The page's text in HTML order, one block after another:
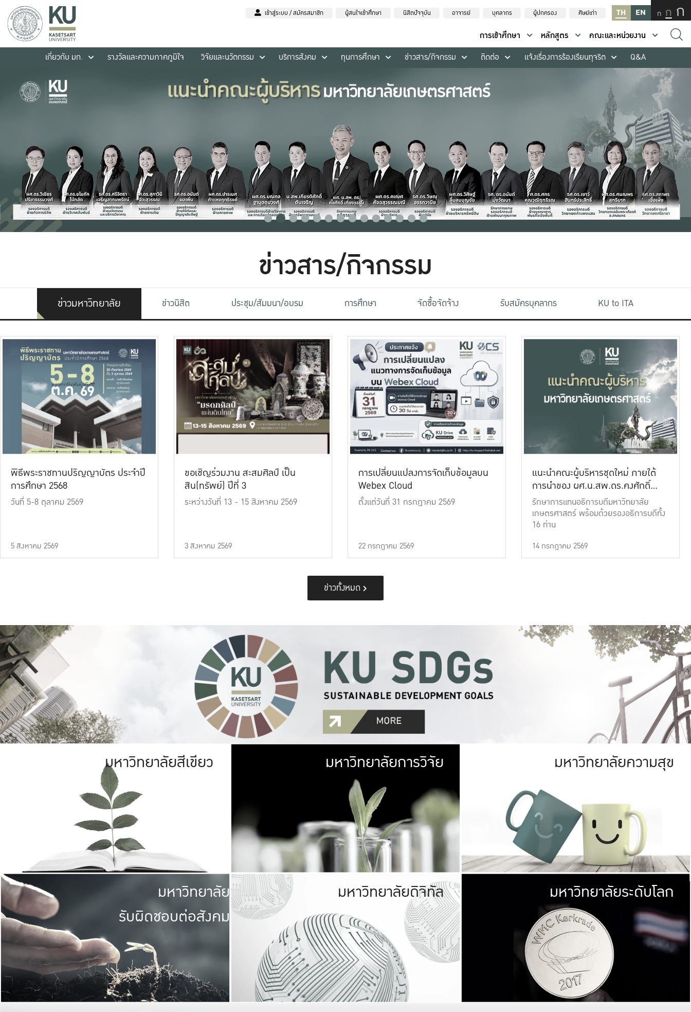
เข้าสู่ระบบ / สมัครสมาชิก ผู้สนใจเข้าศึกษา นิสิตปัจจุบัน อาจารย์ บุคลากร ผู้ปกครอง ศิษย์เก่า TH EN ก ก ก
การเข้าศึกษา หลักสูตร
คณะและหน่วยงาน
เกี่ยวกับ มก.
รางวัลและความภาคภูมิใจ วิจัยและนวัตกรรม บริการสังคม ทุนการศึกษา ข่าวสาร/กิจกรรม ติดต่อ แจ้งเรื่องการร้องเรียนทุจริต Q&A
ข่าวสาร/กิจกรรม
ข่าวมหาวิทยาลัย ข่าวนิสิต ประชุม/สัมมนา/อบรม การศึกษา จัดซื้อจัดจ้าง รับสมัครบุคลากร KU to ITA
พิธีพระราชทานปริญญาบัตร ประจำปี
การศึกษา 2568
วันที่ 5-8 ตุลาคม 2569
5 สิงหาคม 2569
ขอเชิญร่วมงาน สะสมศิลป์ เป็น
สิน(ทรัพย์) ปีที่ 3
ระหว่างวันที่ 13 - 15 สิงหาคม 2569
3 สิงหาคม 2569
การเปลี่ยนแปลงการจัดเก็บข้อมูลบน
Webex Cloud
ตั้งแต่วันที่ 31 กรกฎาคม 2569
22 กรกฎาคม 2569
แนะนำคณะผู้บริหารชุดใหม่ ภายใต้
การนำของ ผศ.น.สพ.ดร.คงศักดิ์
เที่ยงธรรม
รักษาการแทนอธิการบดีมหาวิทยาลัย
เกษตรศาสตร์ พร้อมด้วยรองอธิการบดีทั้ง
16 ท่าน
14 กรกฎาคม 2569
ข่าวทั้งหมด
มหาวิทยาลัยสีเขียว มหาวิทยาลัย
เกษตรศาสตร์ มีพื้นที่เขียวสดใส หนาแน่น
เป็นป่าในเมือง (URBAN FOREST)
เกษตรในเมือง (URBAN AGRICULTURE)
ที่นับรวมกันได้ประมาณ 1,400 ไร่
มหาวิทยาลัยการวิจัย มหาวิทยาลัย
ให้กับประชาชน
มหาวิทยาลัยความสุข
มหาวิทยาลัย
รับผิดชอบต่อสังคม
มหาวิทยาลัยรับผิดชอบต่อสังคม
ร่วมมือกับชุมชน เพื่อความกินดีอยู่ดี
และความสุขอย่างยั่งยืน
มองปัญหาในภาพกว้าง
แก้ไขจากปัญหาจุดเล็กๆ
มหาวิทยาลัยดิจิทัล มหาวิทยา
พร้อมที่จ
และผลักดันในการใช้ระบบส
เพื่อการทำงานแ
มหาวิทยาลัยระดับโลก